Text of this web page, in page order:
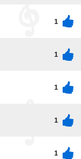
1
1
1
1
1